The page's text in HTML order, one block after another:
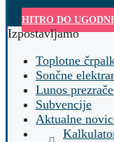
HITRO DO
Izpostavljamo
Toplotne
Sončne
Lunos
Subvencije
Aktualne